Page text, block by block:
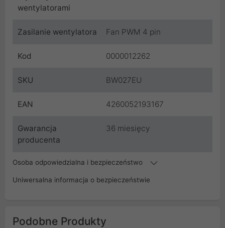
wentylatorami
Zasilanie wentylatora Fan PWM 4 pin
Kod 0000012262
SKU BW027EU
EAN 4260052193167
Gwarancja
producenta
36 miesięcy
Osoba odpowiedzialna i bezpieczeństwo
Uniwersalna informacja o bezpieczeństwie
Podobne Produkty